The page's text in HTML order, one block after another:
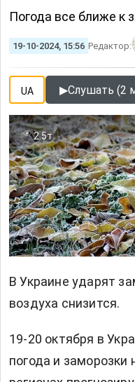
Погода все ближе к
19-10-2024, 15:56 Редактор:
UA ▶Слушать (2
2.5т
В Украине ударят
воздуха снизится.
19-20 октября в
погода и